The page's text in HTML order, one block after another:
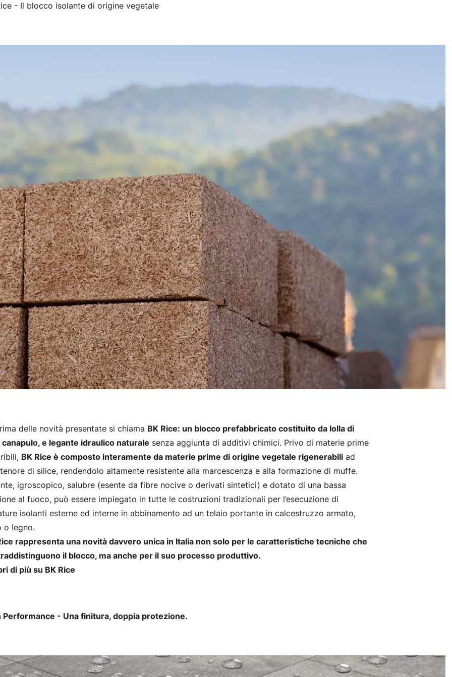
- Il blocco isolante di origine vegetale
delle novità presentate si chiama BK Rice: un blocco prefabbricato costituito da lolla di
e legante idraulico naturale senza aggiunta di additivi chimici. Privo di materie prime
BK Rice è composto interamente da materie prime di origine vegetale rigenerabiliad
di silice, rendendolo altamente resistente alla marcescenza e alla formazione di muffe.
igroscopico, salubre (esente da fibre nocive o derivati sintetici) e dotato di una bassa
al fuoco, può essere impiegato in tutte le costruzioni tradizionali per l’esecuzione di
isolanti esterne ed interne in abbinamento ad un telaio portante in calcestruzzo armato,
o legno.
rappresenta una novità davvero unica in Italia non solo per le caratteristiche tecniche che
il blocco, ma anche per il suo processo produttivo.
di più su BK Rice
Performance - Una finitura, doppia protezione.